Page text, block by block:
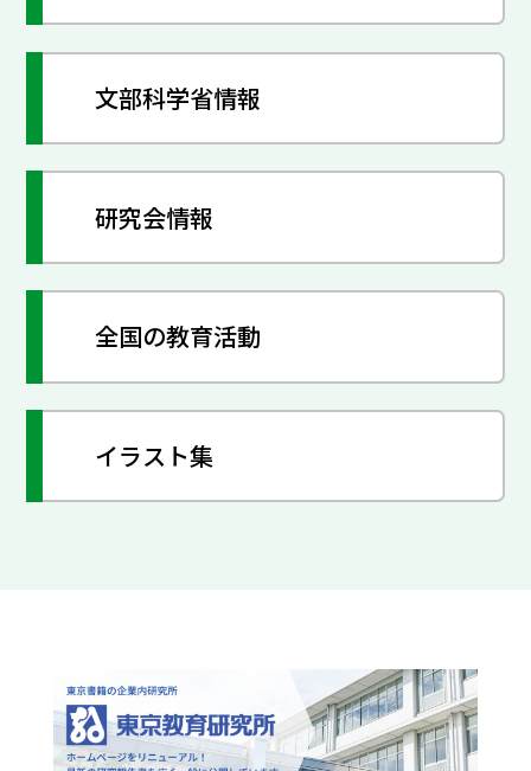
文部科学省情報
研究会情報
全国の教育活動
イラスト集